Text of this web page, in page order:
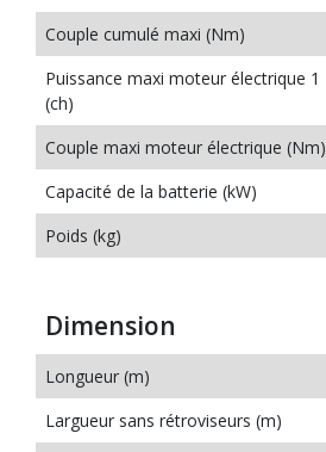
Couple cumulé maxi (Nm)
Puissance maxi moteur électrique 1
(ch)
Couple maxi moteur électrique (Nm)
Capacité de la batterie (kW)
Poids (kg)
Dimension
Longueur (m)
Largueur sans rétroviseurs (m)